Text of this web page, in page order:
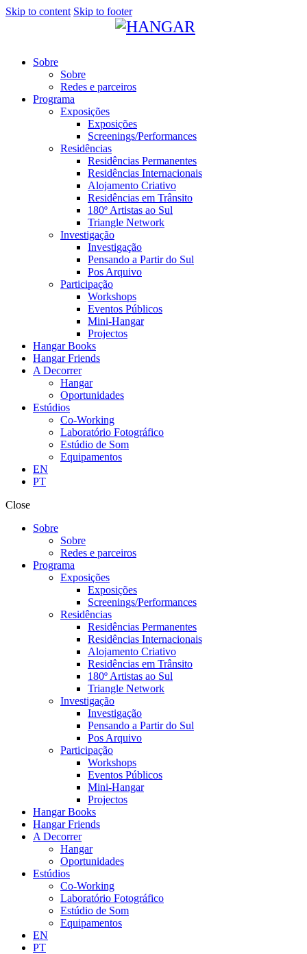
Skip to content Skip to footer
Sobre
Sobre
Redes e parceiros
Programa
Exposições
Exposições
Screenings/Performances
Residências
Residências Permanentes
Residências Internacionais
Alojamento Criativo
Residências em Trânsito
180º Artistas ao Sul
Triangle Network
Investigação
Investigação
Pensando a Partir do Sul
Pos Arquivo
Participação
Workshops
Eventos Públicos
Mini-Hangar
Projectos
Hangar Books
Hangar Friends
A Decorrer
Hangar
Oportunidades
Estúdios
Co-Working
Laboratório Fotográfico
Estúdio de Som
Equipamentos
EN
PT
Close
Sobre
Sobre
Redes e parceiros
Programa
Exposições
Exposições
Screenings/Performances
Residências
Residências Permanentes
Residências Internacionais
Alojamento Criativo
Residências em Trânsito
180º Artistas ao Sul
Triangle Network
Investigação
Investigação
Pensando a Partir do Sul
Pos Arquivo
Participação
Workshops
Eventos Públicos
Mini-Hangar
Projectos
Hangar Books
Hangar Friends
A Decorrer
Hangar
Oportunidades
Estúdios
Co-Working
Laboratório Fotográfico
Estúdio de Som
Equipamentos
EN
PT